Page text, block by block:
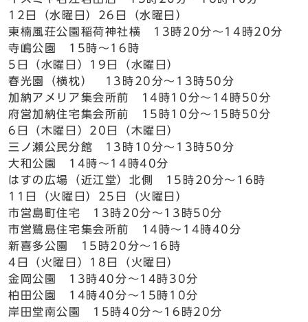
12日（水曜日）26日（水曜日）
東楠風荘公園稲荷神社横 13時20分～14時20分
寺嶋公園 15時～16時
5日（水曜日）19日（水曜日）
春光園（横枕） 13時20分～13時50分
加納アメリア集会所前 14時10分～14時50分
府営加納住宅集会所前 15時10分～15時50分
6日（木曜日）20日（木曜日）
三ノ瀬公民分館 13時10分～13時50分
大和公園 14時～14時40分
はすの広場（近江堂）北側 15時20分～16時
11日（火曜日）25日（火曜日）
市営島町住宅 13時20分～13時50分
市営鷺島住宅集会所前 14時～14時40分
新喜多公園 15時20分～16時
4日（火曜日）18日（火曜日）
金岡公園 13時40分～14時30分
柏田公園 14時40分～15時10分
岸田堂南公園 15時40分～16時20分